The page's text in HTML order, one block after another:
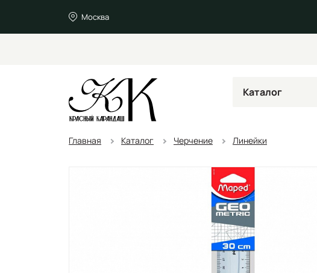
Москва
Каталог
Главная Каталог Черчение Линейки